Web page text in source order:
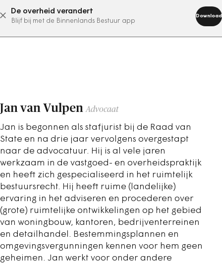
De overheid verandert
Blijf bij met de Binnenlands Bestuur app
Download
abonneer nu
Jan van VulpenAdvocaat
Jan is begonnen als stafjurist bij de Raad van
State en na drie jaar vervolgens overgestapt
naar de advocatuur. Hij is al vele jaren
werkzaam in de vastgoed- en overheidspraktijk
en heeft zich gespecialiseerd in het ruimtelijk
bestuursrecht. Hij heeft ruime (landelijke)
ervaring in het adviseren en procederen over
(grote) ruimtelijke ontwikkelingen op het gebied
van woningbouw, kantoren, bedrijventerreinen
en detailhandel. Bestemmingsplannen en
omgevingsvergunningen kennen voor hem geen
geheimen. Jan werkt voor onder andere